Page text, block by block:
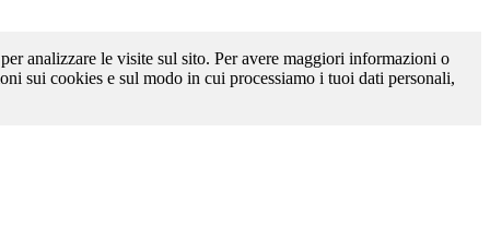
analizzare le visite sul sito. Per avere maggiori informazioni o
sui cookies e sul modo in cui processiamo i tuoi dati personali,